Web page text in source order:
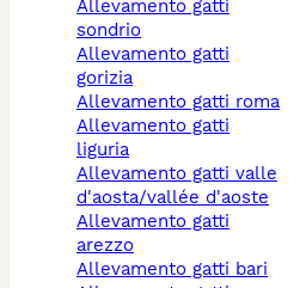
allevamento gatti
sondrio
allevamento gatti
gorizia
allevamento gatti roma
allevamento gatti
liguria
allevamento gatti valle
d'aosta/vallée d'aoste
allevamento gatti
arezzo
allevamento gatti bari